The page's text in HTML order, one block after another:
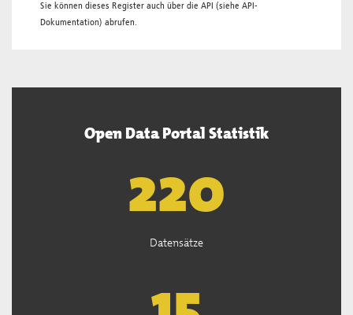
Sie können dieses Register auch über die API (siehe API-
Dokumentation) abrufen.
Open Data Portal Statistik
221
Datensätze